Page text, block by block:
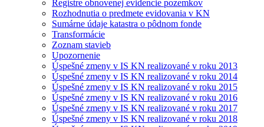
Registre obnovenej evidencie pozemkov
Rozhodnutia o predmete evidovania v KN
Sumárne údaje katastra o pôdnom fonde
Transformácie
Zoznam stavieb
Upozornenie
Úspešné zmeny v IS KN realizované v roku 2013
Úspešné zmeny v IS KN realizované v roku 2014
Úspešné zmeny v IS KN realizované v roku 2015
Úspešné zmeny v IS KN realizované v roku 2016
Úspešné zmeny v IS KN realizované v roku 2017
Úspešné zmeny v IS KN realizované v roku 2018